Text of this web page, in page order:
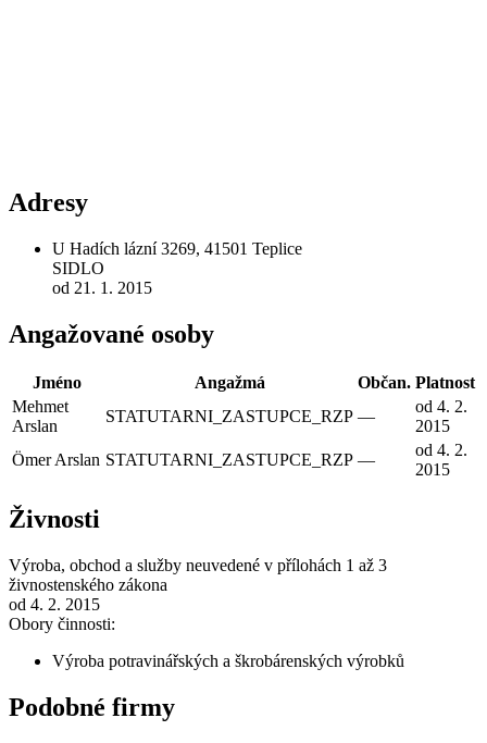
Adresy
U Hadích lázní 3269, 41501 Teplice
SIDLO
od 21. 1. 2015
Angažované osoby
Jméno Angažmá Občan. Platnost
Mehmet
Arslan
STATUTARNI_ZASTUPCE_RZP —
od 4. 2.
2015
Ömer Arslan STATUTARNI_ZASTUPCE_RZP —
od 4. 2.
2015
Živnosti
Výroba, obchod a služby neuvedené v přílohách 1 až 3
živnostenského zákona
od 4. 2. 2015
Obory činnosti:
Výroba potravinářských a škrobárenských výrobků
Podobné firmy